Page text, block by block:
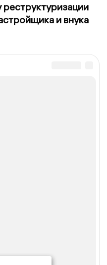
и внука